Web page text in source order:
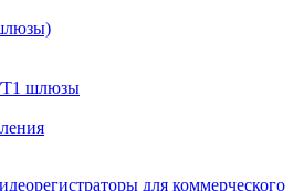
T1 шлюзы
для коммерческого